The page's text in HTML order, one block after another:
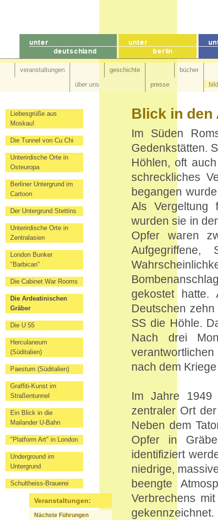
veranstaltungen
über uns
geschichte
presse
bücher
Liebesgrüße aus
Moskau!
Die Tunnel von Cu Chi
Unterirdische Orte in
Osteuropa
Berliner Untergrund im
Cartoon
Der Untergrund Stettins
Unterirdische Orte in
Zentralasien
London Bunker
"Barbican"
Die Cabinet War Rooms
Die Ardeatinischen
Gräber
Die U 55
Herculaneum
(Süditalien)
Paestum (Süditalien)
Graffiti-Kunst im
Straßentunnel
Ein Blick in die
Mailander U-Bahn
"Platform Art" in London
Underground im
Untergrund
Schultheiss-Brauerei
Veranstaltungen:
Nächste Führungen
Blick in den
Im Süden
Gedenkstätten.
Höhlen, oft
schreckliches
begangen
Als Vergeltung
wurden sie in
Opfer waren
Aufgegriffene,
gekostet
Deutschen
SS die Höhle.
Nach drei
nach dem
Im Jahre 1949
zentraler Ort
Neben dem
Opfer in
identifiziert
niedrige,
beengte
Verbrechens